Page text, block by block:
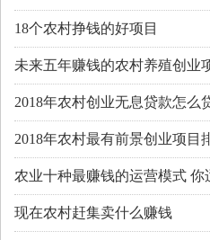
18个农村挣钱的好项目
未来五年赚钱的农村养殖创业
2018年农村创业无息贷款怎么
2018年农村最有前景创业项目
农业十种最赚钱的运营模式 你
现在农村赶集卖什么赚钱